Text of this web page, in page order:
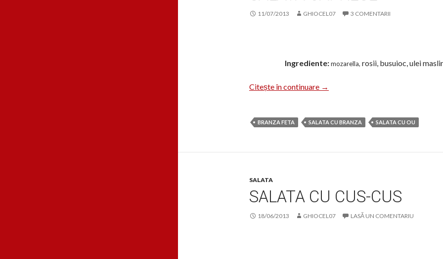
11/07/2013 GHIOCEL07 3 COMENTARII
Ingrediente: mozarella, rosii, busuioc, ulei
Citește în continuare Salata Caprese
→
BRANZA FETA SALATA CU BRANZA SALATA CU OU
SALATA
SALATA CU CUS-CUS
18/06/2013 GHIOCEL07 LASĂ UN COMENTARIU